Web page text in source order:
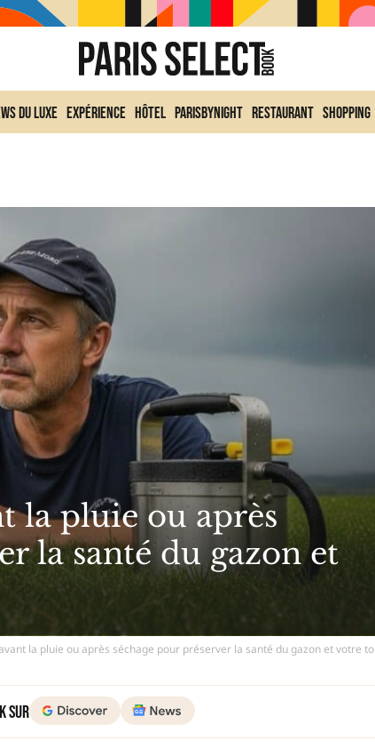
du Luxe Expérience Hôtel ParisByNight Restaurant Shopping
la pluie ou après
la santé du gazon et
la pluie ou après séchage pour préserver la santé du gazon et votre
sur